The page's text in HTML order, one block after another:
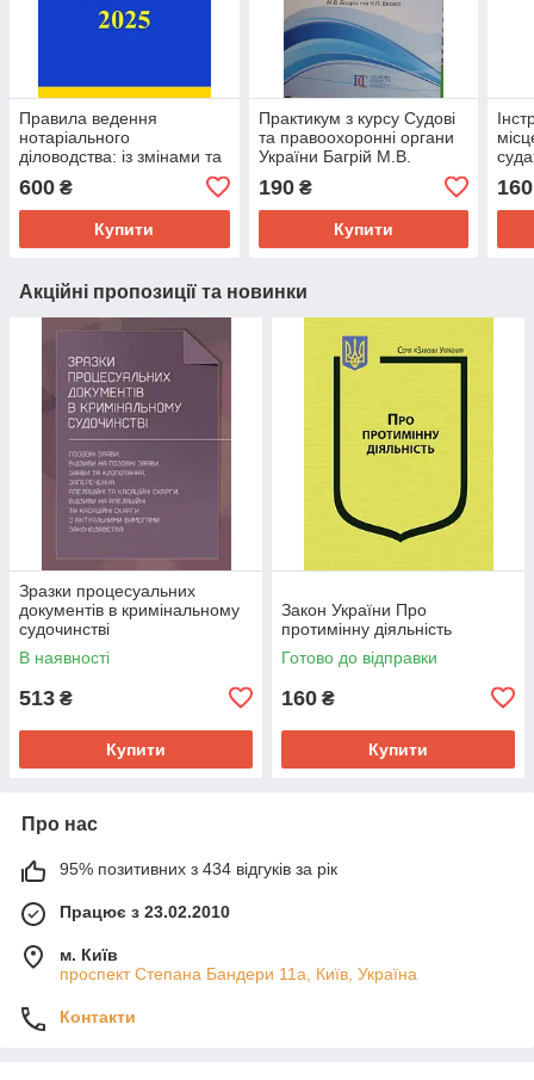
Правила ведення
нотаріального
діловодства: із змінами та
О.В.
600 ₴
Купити
Практикум з курсу Судові
та правоохоронні органи
України Багрій М.В.
190₴
Купити
160
Акційні пропозиції та новинки
Зразки процесуальних
документів в кримінальному
судочинстві
В наявності
513 ₴
Купити
Закон України Про
протимінну діяльність
Готово до відправки
160 ₴
Купити
Про нас
95% позитивних з 434 відгуків за рік
Працює з 23.02.2010
м. Київ
проспект Степана Бандери 11а, Київ, Україна
Контакти